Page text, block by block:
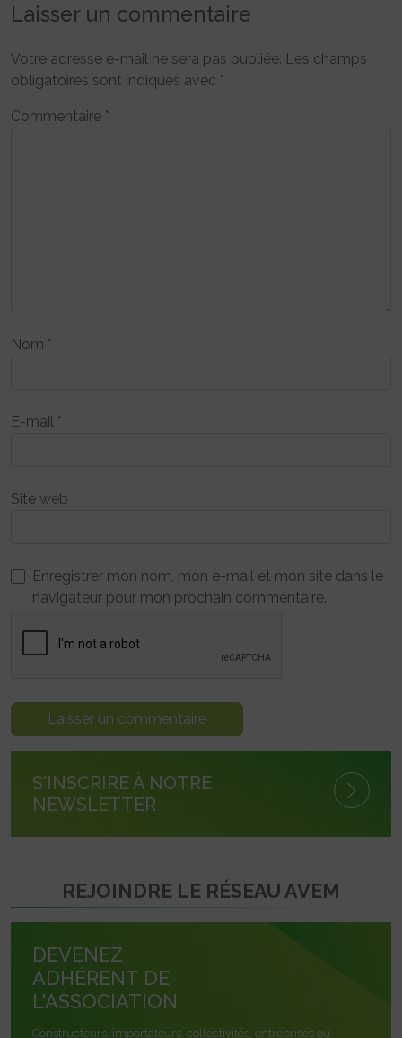
Laisser un commentaire
Votre adresse e-mail ne sera pas publiée. Les champs
obligatoires sont indiqués avec *
Commentaire *
Nom *
E-mail *
Site web
Enregistrer mon nom, mon e-mail et mon site dans le
navigateur pour mon prochain commentaire.
S'INSCRIRE À NOTRE
NEWSLETTER
REJOINDRE LE RÉSEAU AVEM
DEVENEZ
ADHÉRENT DE
L'ASSOCIATION
Constructeurs, importateurs, collectivités, entreprises ou